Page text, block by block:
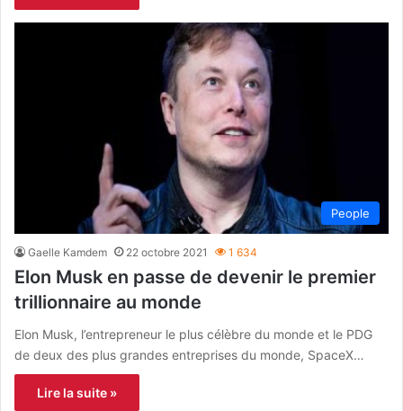
People
Gaelle Kamdem 22 octobre 2021 1 634
Elon Musk en passe de devenir le premier
trillionnaire au monde
Elon Musk, l’entrepreneur le plus célèbre du monde et le PDG
de deux des plus grandes entreprises du monde, SpaceX…
Lire la suite »